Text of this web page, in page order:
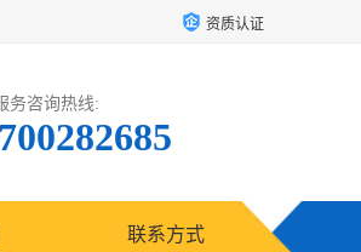
资质认证
务咨询热线:
联系方式